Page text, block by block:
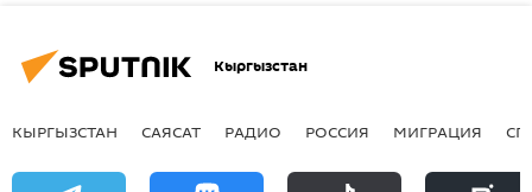
Кыргызстан
КЫРГЫЗСТАН САЯСАТ РАДИО РОССИЯ МИГРАЦИЯ